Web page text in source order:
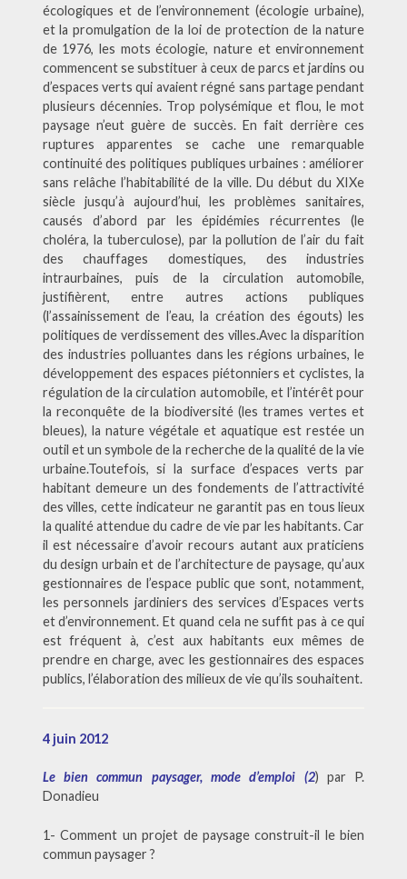
écologiques et de l’environnement (écologie urbaine),
et la promulgation de la loi de protection de la nature
de 1976, les mots écologie, nature et environnement
commencent se substituer à ceux de parcs et jardins ou
d’espaces verts qui avaient régné sans partage pendant
plusieurs décennies. Trop polysémique et flou, le mot
paysage n’eut guère de succès. En fait derrière ces
ruptures apparentes se cache une remarquable
continuité des politiques publiques urbaines : améliorer
sans relâche l’habitabilité de la ville. Du début du XIXe
siècle jusqu’à aujourd’hui, les problèmes sanitaires,
causés d’abord par les épidémies récurrentes (le
choléra, la tuberculose), par la pollution de l’air du fait
des chauffages domestiques, des industries
intraurbaines, puis de la circulation automobile,
justifièrent, entre autres actions publiques
(l’assainissement de l’eau, la création des égouts) les
politiques de verdissement des villes.Avec la disparition
des industries polluantes dans les régions urbaines, le
développement des espaces piétonniers et cyclistes, la
régulation de la circulation automobile, et l’intérêt pour
la reconquête de la biodiversité (les trames vertes et
bleues), la nature végétale et aquatique est restée un
outil et un symbole de la recherche de la qualité de la vie
urbaine.Toutefois, si la surface d’espaces verts par
habitant demeure un des fondements de l’attractivité
des villes, cette indicateur ne garantit pas en tous lieux
la qualité attendue du cadre de vie par les habitants. Car
il est nécessaire d’avoir recours autant aux praticiens
du design urbain et de l’architecture de paysage, qu’aux
gestionnaires de l’espace public que sont, notamment,
les personnels jardiniers des services d’Espaces verts
et d’environnement. Et quand cela ne suffit pas à ce qui
est fréquent à, c’est aux habitants eux mêmes de
prendre en charge, avec les gestionnaires des espaces
publics, l’élaboration des milieux de vie qu’ils souhaitent.
4 juin 2012
Le bien commun paysager, mode d’emploi (2) par P.
Donadieu
1- Comment un projet de paysage construit-il le bien
commun paysager ?